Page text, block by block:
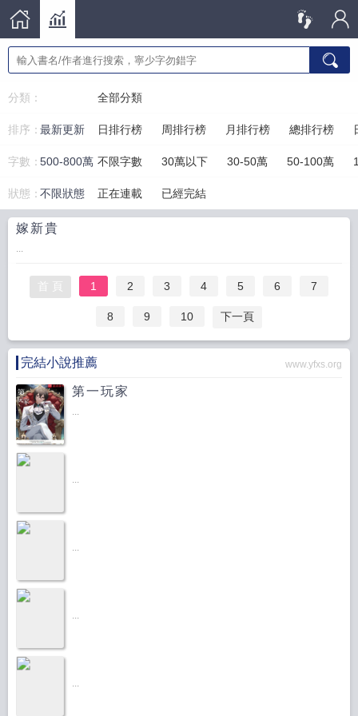
分類： 全部分類
排序： 日排行榜 周排行榜 月排行榜 總排行榜
最新更新
字數： 不限字數 30萬以下 30-50萬 50-100萬
500-800萬
狀態：不限狀態 正在連載 已經完結
嫁新貴
...
首 頁 1 2 3 4 5 6 7
8 9 10 下一頁
完結小說推薦 www.yfxs.org
第一玩家
...
...
...
...
...